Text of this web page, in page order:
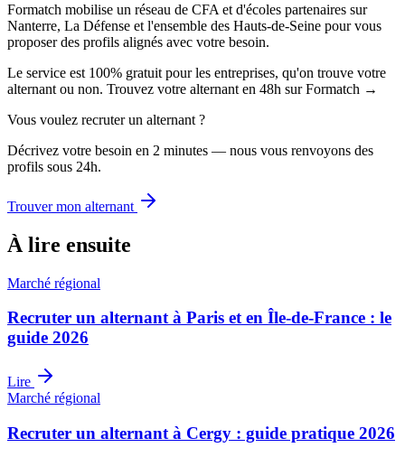
Formatch mobilise un réseau de CFA et d'écoles partenaires sur
Nanterre, La Défense et l'ensemble des Hauts-de-Seine pour vous
proposer des profils alignés avec votre besoin.
Le service est 100% gratuit pour les entreprises, qu'on trouve votre
alternant ou non. Trouvez votre alternant en 48h sur Formatch →
Vous voulez recruter un alternant ?
Décrivez votre besoin en 2 minutes — nous vous renvoyons des
profils sous 24h.
Trouver mon alternant
À lire ensuite
Marché régional
Recruter un alternant à Paris et en Île-de-France : le
guide 2026
Lire
Marché régional
Recruter un alternant à Cergy : guide pratique 2026